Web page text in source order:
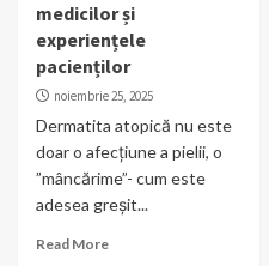
medicilor și
experiențele
pacienților
noiembrie 25, 2025
Dermatita atopică nu este
doar o afecțiune a pielii, o
”mâncărime”- cum este
adesea greșit...
Read More